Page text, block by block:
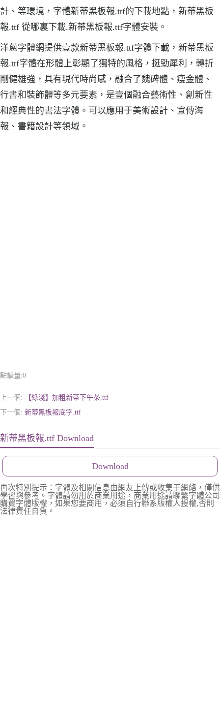
計、等環境，字體新蒂黑板報.ttf的下載地點，新蒂黑板
報.ttf 從哪裏下載.新蒂黑板報.ttf字體安裝。
洋蔥字體網提供壹款新蒂黑板報.ttf字體下載，新蒂黑板
報.ttf字體在形體上彰顯了獨特的風格，挺勁犀利，轉折
剛健雄強，具有現代時尚感，融合了魏碑體、瘦金體、
行書和裝飾體等多元要素，是壹個融合藝術性、創新性
和經典性的書法字體。可以應用于美術設計、宣傳海
報、書籍設計等領域。
點擊量:0
上一個:
【綠淺】加粗新蒂下午茶.ttf
下一個: 新蒂黑板報底字.ttf
新蒂黑板報.ttf Download
Download
再次特別提示：字體及相關信息由網友上傳或收集于網絡，僅供
學習與參考。字體請勿用於商業用途，商業用途請聯繫字體公司
購買字體版權，如果您要商用，必須自行聯系版權人授權,否則
法律責任自負。